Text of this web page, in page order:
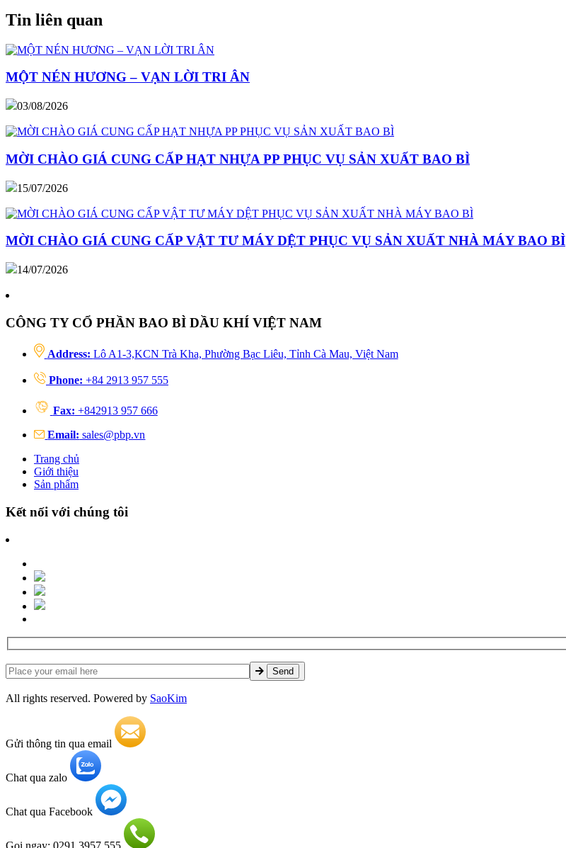
Tin liên quan
MỘT NÉN HƯƠNG – VẠN LỜI TRI ÂN
03/08/2026
MỜI CHÀO GIÁ CUNG CẤP HẠT NHỰA PP PHỤC VỤ SẢN XUẤT BAO BÌ
15/07/2026
MỜI CHÀO GIÁ CUNG CẤP VẬT TƯ MÁY DỆT PHỤC VỤ SẢN XUẤT NHÀ MÁY BAO BÌ
14/07/2026
CÔNG TY CỔ PHẦN BAO BÌ DẦU KHÍ VIỆT NAM
Address: Lô A1-3,KCN Trà Kha, Phường Bạc Liêu, Tỉnh Cà Mau, Việt Nam
Phone: +84 2913 957 555
Fax: +842913 957 666
Email: sales@pbp.vn
Trang chủ
Giới thiệu
Sản phẩm
Kết nối với chúng tôi
All rights reserved. Powered by SaoKim
Gửi thông tin qua email
Chat qua zalo
Chat qua Facebook
Gọi ngay: 0291.3957.555